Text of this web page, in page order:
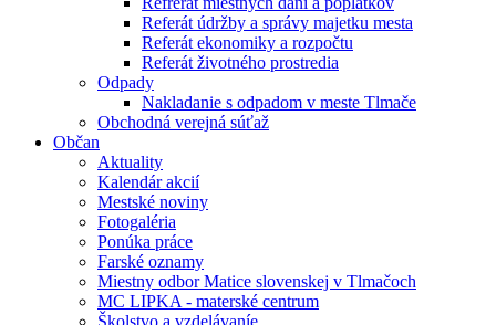
Referát údržby a správy majetku mesta
Referát ekonomiky a rozpočtu
Referát životného prostredia
Odpady
Nakladanie s odpadom v meste Tlmače
Obchodná verejná súťaž
Občan
Aktuality
Kalendár akcií
Mestské noviny
Fotogaléria
Ponúka práce
Farské oznamy
Miestny odbor Matice slovenskej v Tlmačoch
MC LIPKA - materské centrum
Školstvo a vzdelávaníe